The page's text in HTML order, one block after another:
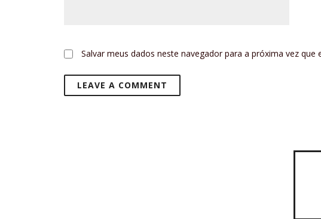
Salvar meus dados neste navegador para a próxima vez que